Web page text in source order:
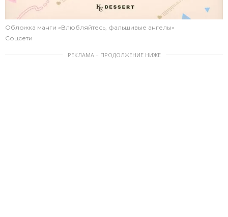
Обложка манги «Влюбляйтесь, фальшивые ангелы»
Соцсети
РЕКЛАМА – ПРОДОЛЖЕНИЕ НИЖЕ